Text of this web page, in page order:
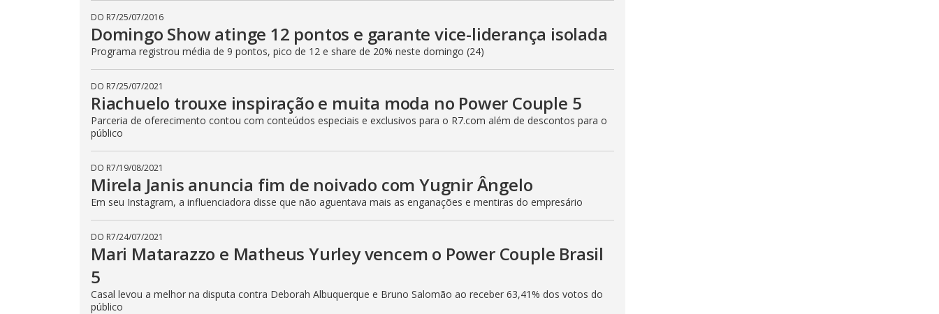
DO R7/25/07/2016
Domingo Show atinge 12 pontos e garante vice-liderança isolada
Programa registrou média de 9 pontos, pico de 12 e share de 20% neste domingo (24)
DO R7/25/07/2021
Riachuelo trouxe inspiração e muita moda no Power Couple 5
Parceria de oferecimento contou com conteúdos especiais e exclusivos para o R7.com além de descontos para o
público
DO R7/19/08/2021
Mirela Janis anuncia fim de noivado com Yugnir Ângelo
Em seu Instagram, a influenciadora disse que não aguentava mais as enganações e mentiras do empresário
DO R7/24/07/2021
Mari Matarazzo e Matheus Yurley vencem o Power Couple Brasil
5
Casal levou a melhor na disputa contra Deborah Albuquerque e Bruno Salomão ao receber 63,41% dos votos do
público